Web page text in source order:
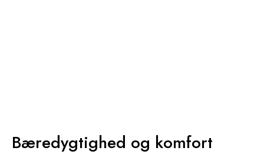
Bæredygtighed og komfort